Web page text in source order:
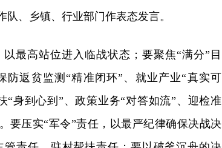
、乡镇、行业部门作表态发言。
最高站位进入临战状态；要聚焦“满分”目
返贫监测“精准闭环”、就业产业“真实可
“身到心到”、政策业务“对答如流”、迎检准
要压实“军令”责任，以最严纪律确保决战决